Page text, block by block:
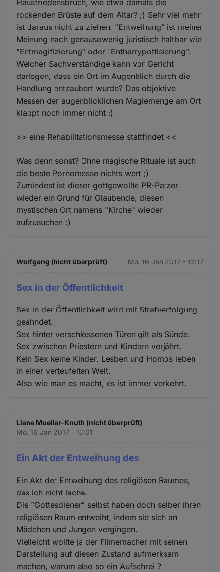
Hausfriedensbruch, wie etwa damals die
rockenden Brüste auf dem Altar? ;) Sehr viel mehr
ist daraus nicht zu ziehen. "Entweihung" ist meiner
Meinung nach genausowenig juristisch haltbar wie
"Entmagifizierung" oder "Entharrypottisierung".
Welcher Sachverständige kann vor Gericht
darlegen, dass ein Ort im Augenblich durch die
Handlung entzaubert wurde? Das objektive
Messen der augenblicklichen Magiemenge am Ort
klappt noch immer nicht :)
>> eine Rehabilitationsmesse stattfindet <<
Was denn sonst? Ohne magische Rituale ist auch
die beste Pornomesse nichts wert ;)
Zumindest ist dieser gottgewollte PR-Patzer
wieder ein Grund für Glaubende, diesen
mystischen Ort namens "Kirche" wieder
aufzusuchen :)
Wolfgang (nicht überprüft) Mo. 16 Jan 2017 - 12:17
Sex in der Öffentlichkeit
Sex in der Öffentlichkeit wird mit Strafverfolgung
geahndet.
Sex hinter verschlossenen Türen gilt als Sünde.
Sex zwischen Priestern und Kindern verjährt.
Kein Sex keine Kinder. Lesben und Homos leben
in einer verteufelten Welt.
Also wie man es macht, es ist immer verkehrt.
Liane Mueller-Knuth (nicht überprüft)
Mo. 16 Jan 2017 - 13:01
Ein Akt der Entweihung des
Ein Akt der Entweihung des religiösen Raumes,
das ich nicht lache.
Die "Gottesdiener" selbst haben doch selber ihren
religiösen Raum entweiht, indem sie sich an
Mädchen und Jungen vergingen.
Vielleicht wollte ja der Filmemacher mit seinen
Darstellung auf diesen Zustand aufmerksam
machen, warum also so ein Aufschrei ?